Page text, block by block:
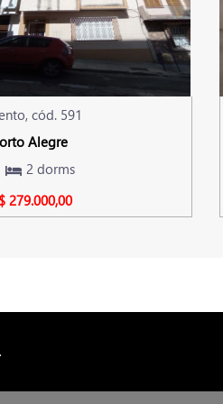
cód. 591
Alegre
2 dorms
279.000,00